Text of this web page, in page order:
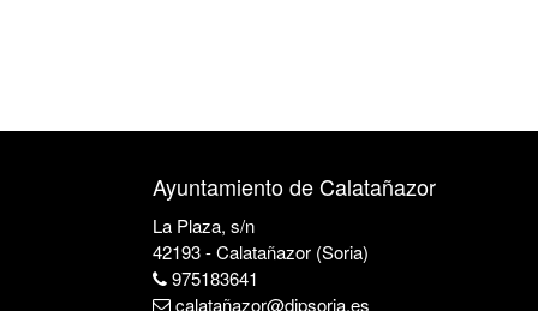
Ayuntamiento de Calatañazor
La Plaza, s/n
42193 - Calatañazor (Soria)
975183641
calatañazor@dipsoria.es